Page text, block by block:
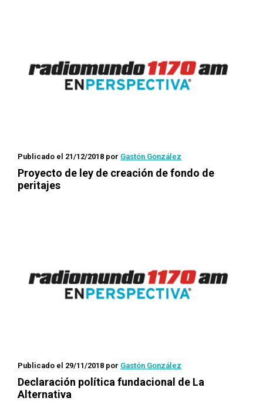
Publicado el 21/12/2018 por Gastón González
Proyecto de ley de creación de fondo de
peritajes
Publicado el 29/11/2018 por Gastón González
Declaración política fundacional de La
Alternativa